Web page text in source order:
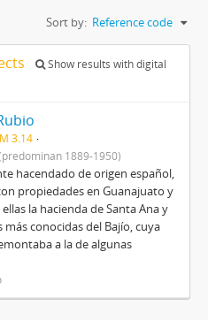
Sort by: Reference code
Show results with digital
3.14
1889-1950)
hacendado de origen español,
propiedades en Guanajuato y
la hacienda de Santa Ana y
más conocidas del Bajío, cuya
a la de algunas